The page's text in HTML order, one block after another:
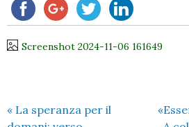
Screenshot 2024-11-06 161649
« La speranza per il